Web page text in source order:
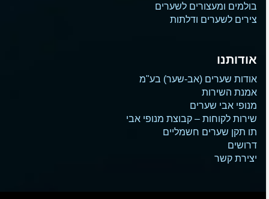
בולמים ומעצורים לשערים
צירים לשערים ודלתות
אודותנו
אודות שערים (אב-שער) בע"מ
אמנת השירות
מנופי אבי שערים
שירות לקוחות – קבוצת מנופי אבי
תו תקן שערים חשמליים
דרושים
יצירת קשר